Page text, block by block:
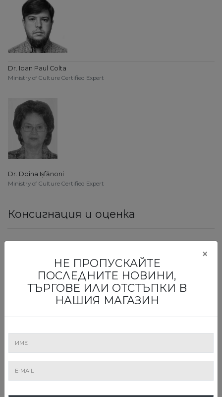
Dr. Ioan Paul Colta
Ministry of Culture Certified Expert
Dr. Doina Ișfănoni
Ministry of Culture Certified Expert
Консигнация и оценка
НЕ ПРОПУСКАЙТЕ
ПОСЛЕДНИТЕ НОВИНИ,
ТЪРГОВЕ ИЛИ ОТСТЪПКИ В
НАШИЯ МАГАЗИН
×